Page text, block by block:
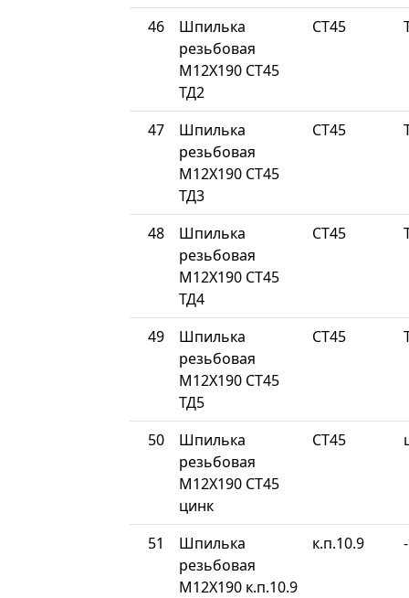
46
Шпилька
резьбовая
М12Х190 СТ45
ТД2
СТ45
47
Шпилька
резьбовая
М12Х190 СТ45
ТД3
СТ45
48
Шпилька
резьбовая
М12Х190 СТ45
ТД4
СТ45
49
Шпилька
резьбовая
М12Х190 СТ45
ТД5
СТ45
50
Шпилька
резьбовая
М12Х190 СТ45
цинк
СТ45
51
Шпилька
резьбовая
М12Х190 к.п.10.9
к.п.10.9 -